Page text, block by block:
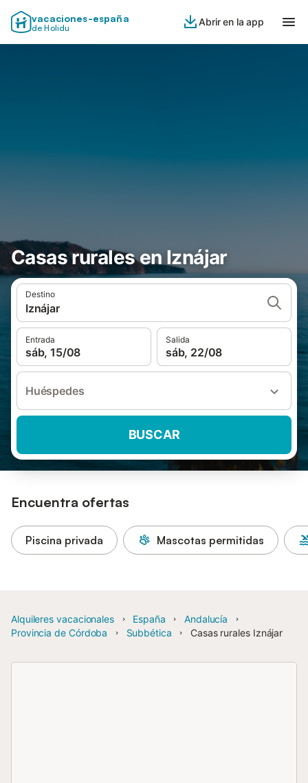
vacaciones-españa
de Holidu
Abrir en la app
Casas rurales en Iznájar
Destino
Iznájar
Entrada
sáb, 15/08
Salida
sáb, 22/08
Huéspedes
BUSCAR
Encuentra ofertas
Piscina privada Mascotas permitidas
Alquileres vacacionales España
Andalucía
Provincia de Córdoba
Subbética Casas rurales Iznájar